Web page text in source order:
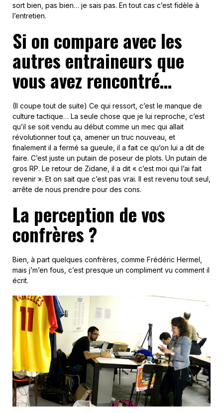
sort bien, pas bien… je sais pas. En tout cas c’est fidèle à
l’entretien.
Si on compare avec les
autres entraineurs que
vous avez rencontré…
(Il coupe tout de suite) Ce qui ressort, c’est le manque de
culture tactique… La seule chose que je lui reproche, c’est
qu’il se soit vendu au début comme un mec qui allait
révolutionner tout ça, amener un truc nouveau, et
finalement il a fermé sa gueule, il a fait ce qu’on lui a dit de
faire. C’est juste un putain de poseur de plots. Un putain de
gros RP. Le retour de Zidane, il a dit « c’est moi qui l’ai fait
revenir ». Et on sait que c’est pas vrai. Il est revenu tout seul,
arrête de nous prendre pour des cons.
La perception de vos
confrères ?
Bien, à part quelques confrères, comme Frédéric Hermel,
mais j’m’en fous, c’est presque un compliment vu comment il
écrit.